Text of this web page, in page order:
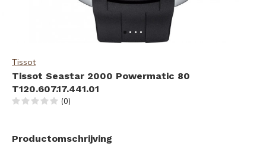
Tissot
Tissot Seastar 2000 Powermatic 80
T120.607.17.441.01
(0)
Productomschrijving